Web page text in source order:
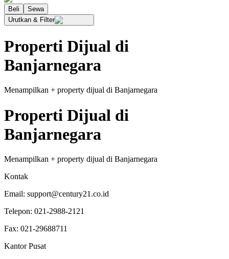
Beli
Sewa
Urutkan & Filter
Properti Dijual di
Banjarnegara
Menampilkan + property dijual di Banjarnegara
Properti Dijual di
Banjarnegara
Menampilkan + property dijual di Banjarnegara
Kontak
Email: support@century21.co.id
Telepon: 021-2988-2121
Fax: 021-29688711
Kantor Pusat